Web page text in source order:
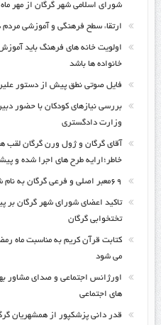
شورای اسلامی شهر گرگان از مهر ماه ۹۳ تا مرداد۹۶
ارتقاء سطح فرهنگی و آموزشی
اولویت خانه های فرهنگ باید
خانواده ها باشد
فایل صوتی نطق پیش از دستور
بررسی نیازهای کودکان با حضور
وزارت دادگستری
آقای گرگان و ژول ورن گرگان لقب
خاطر؛ارایه طرح های اجرا شده و
۶۹معبر اصلی و فرعی گرگان به نام شهداء در سال ۹۵ نامگذاری شد
تاکید اعضای شورای شهر گرگان بر
تختخوابی گرگان
کتابت قرآن کریم به مناسبت ماه
می شود
اورژانس اجتماعی و صدای
های اجتماعی
قدر دانی پزشکپور از همشهریان